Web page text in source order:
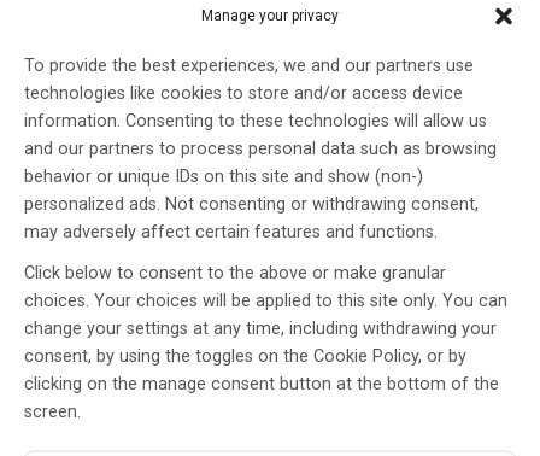
Manage your privacy
To provide the best experiences, we and our partners use
technologies like cookies to store and/or access device
information. Consenting to these technologies will allow us
and our partners to process personal data such as browsing
behavior or unique IDs on this site and show (non-)
personalized ads. Not consenting or withdrawing consent,
may adversely affect certain features and functions.
Click below to consent to the above or make granular
choices. Your choices will be applied to this site only. You can
change your settings at any time, including withdrawing your
consent, by using the toggles on the Cookie Policy, or by
clicking on the manage consent button at the bottom of the
screen.
Christopher Lindberg
DYSTROFIA MYOTONIKA TYP 1
AvChristopher Lindberg
10 maj 2016
Etiketter: